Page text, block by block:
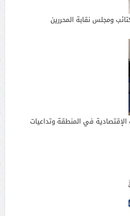
ومجلس نقابة المحررين
في المنطقة وتداعيات